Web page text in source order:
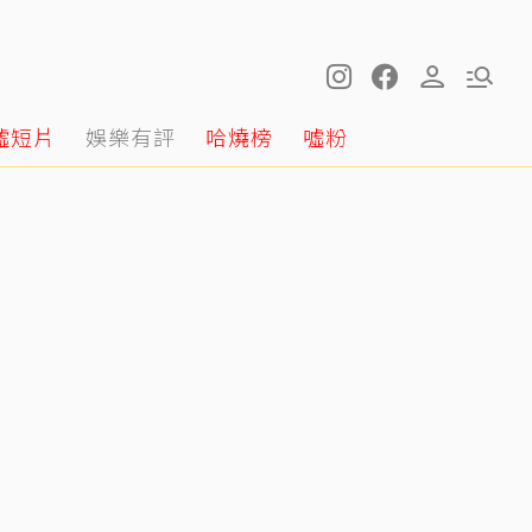
短片 娛樂有評 哈燒榜 噓粉